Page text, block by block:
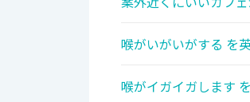
喉がいがいがする を
喉がイガイガします